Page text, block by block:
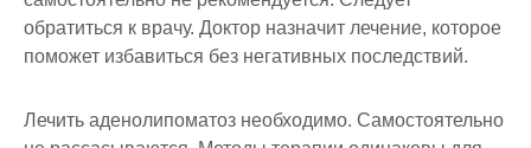
обратиться к врачу. Доктор назначит лечение, которое
поможет избавиться без негативных последствий.
Лечить аденолипоматоз необходимо. Самостоятельно